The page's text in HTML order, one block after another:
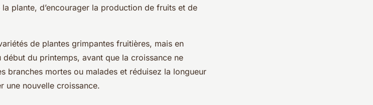
plante, d’encourager la production de fruits et de
de plantes grimpantes fruitières, mais en
du printemps, avant que la croissance ne
branches mortes ou malades et réduisez la longueur
une nouvelle croissance.